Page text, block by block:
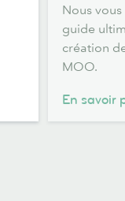
Nous
guide
création
MOO.
En savoir